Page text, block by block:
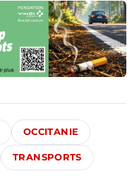
OCCITANIE
TRANSPORTS